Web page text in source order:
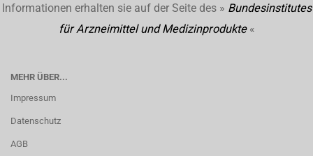
Informationen erhalten sie auf der Seite des » Bundesinstitutes
für Arzneimittel und Medizinprodukte«
MEHR ÜBER...
Impressum
Datenschutz
AGB